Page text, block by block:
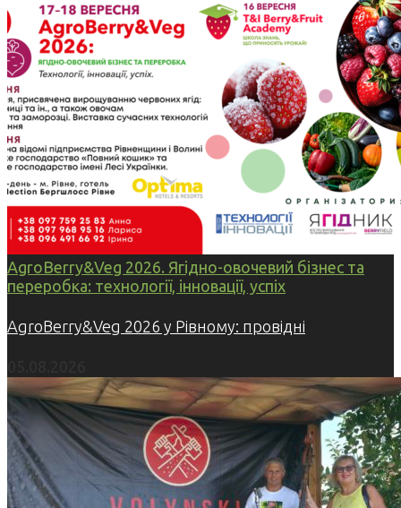
AgroBerry&Veg 2026. Ягідно-овочевий бізнес та
переробка: технології, інновації, успіх
AgroBerry&Veg 2026 у Рівному: провідні